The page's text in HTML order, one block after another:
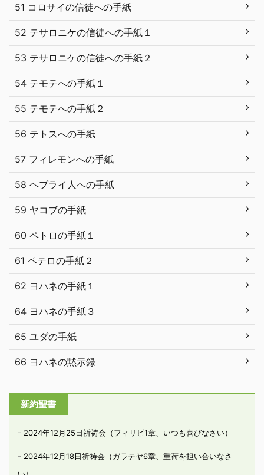
51 コロサイの信徒への手紙
52 テサロニケの信徒への手紙１
53 テサロニケの信徒への手紙２
54 テモテへの手紙１
55 テモテへの手紙２
56 テトスへの手紙
57 フィレモンへの手紙
58 ヘブライ人への手紙
59 ヤコブの手紙
60 ペトロの手紙１
61 ペテロの手紙２
62 ヨハネの手紙１
64 ヨハネの手紙３
65 ユダの手紙
66 ヨハネの黙示録
新約聖書
2024年12月25日祈祷会（フィリピ1章、いつも喜びなさい）
2024年12月18日祈祷会（ガラテヤ6章、重荷を担い合いなさ